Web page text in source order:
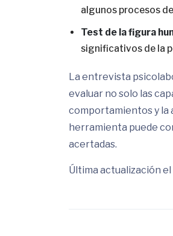
algunos procesos
Test de la figura
significativos de la
La entrevista
evaluar no solo las
comportamientos y la
herramienta puede
acertadas.
Última actualización